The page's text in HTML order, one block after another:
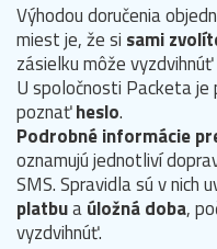
Výhodou doručenia
miest je, že si sami
zásielku môže
U spoločnosti Packeta je
poznaťheslo.
Podrobné informácie
oznamujú jednotliví
SMS. Spravidla sú v nich
platbuaúložná doba,
vyzdvihnúť.